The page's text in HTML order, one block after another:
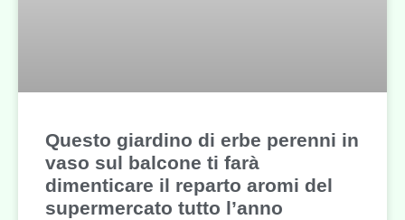
Questo giardino di erbe perenni in
vaso sul balcone ti farà
dimenticare il reparto aromi del
supermercato tutto l’anno